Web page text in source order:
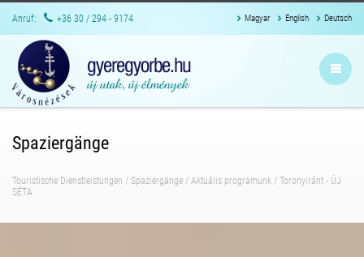
Anruf: +36 30 / 294 - 9174 Magyar English Deutsch
Spaziergänge
Touristische Dienstleistungen / Spaziergänge / Aktuális programunk / Toronyiránt - ÚJ
SÉTA